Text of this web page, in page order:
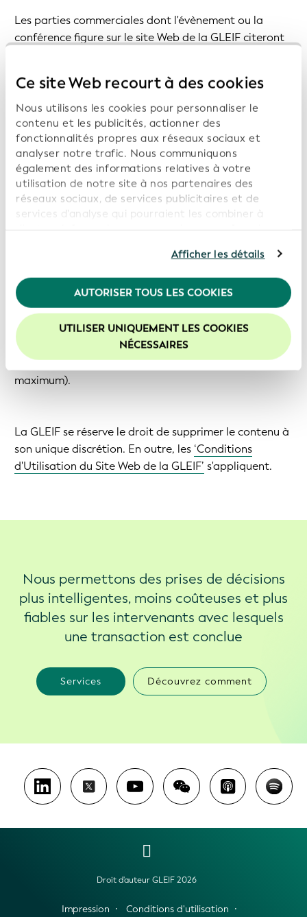
Ce site Web recourt à des cookies
Nous utilisons les cookies pour personnaliser le
contenu et les publicités, actionner des
fonctionnalités propres aux réseaux sociaux et
analyser notre trafic. Nous communiquons
également des informations relatives à votre
utilisation de notre site à nos partenaires des
réseaux sociaux, de services publicitaires et de
services d'analyse qui pourraient les combiner à
d'autres informations que vous leur avez fournies ou
utilisation de leurs services. En poursuivant
l'utilisation de notre site Web, vous consentez à
l'utilisation de nos cookies. Pour de plus amples
informations, veuillez consulter notrePolitique de
confidentialité
Nous vous recommandons d'activer les cookies afin
d'améliorer votre expérience sur notre site Web.
Afficher les détails
AUTORISER TOUS LES COOKIES
UTILISER UNIQUEMENT LES COOKIES
NÉCESSAIRES
Les parties commerciales dont l'évènement ou la
conférence figure sur le site Web de la GLEIF citeront
que partenaire médiatique sur le site Web de
l'évènement ou de la conférence.
Les organisations souhaitant faire figurer un
évènement ou une conférence sur le site Web de la
GLEIF sont invitées à envoyer un e-mail contenant les
informations suivantes àinfo@gleif.org:
- La région (Afrique, Asie, Europe, Moyen-Orient,
Amérique, Océanie).
- La date de l'évènement.
- Le lien vers le site Web de l'évènement.
- Image: la taille minimale 600x200 pixels - rapport
3:1 (largeur:hauteur).
- Une brève description de l'évènement (100 mots
maximum).
La GLEIF se réserve le droit de supprimer le contenu à
son unique discrétion. En outre, les ‘Conditions
d'Utilisation du Site Web de la GLEIF’ s'appliquent.
Nous permettons des prises de décisions
plus intelligentes, moins coûteuses et plus
fiables sur les intervenants avec lesquels
une transaction est conclue
Services Découvrez comment
Droit d'auteur GLEIF 2026
Impression Conditions d'utilisation